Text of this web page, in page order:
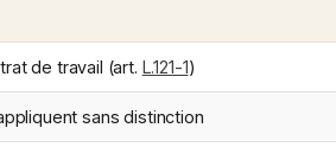
de travail (art. L.121-1)
sans distinction